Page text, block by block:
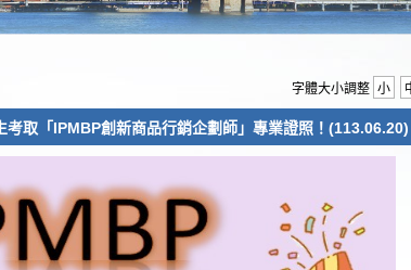
字體大小調整 小
取「IPMBP創新商品行銷企劃師」專業證照！(113.06.20)